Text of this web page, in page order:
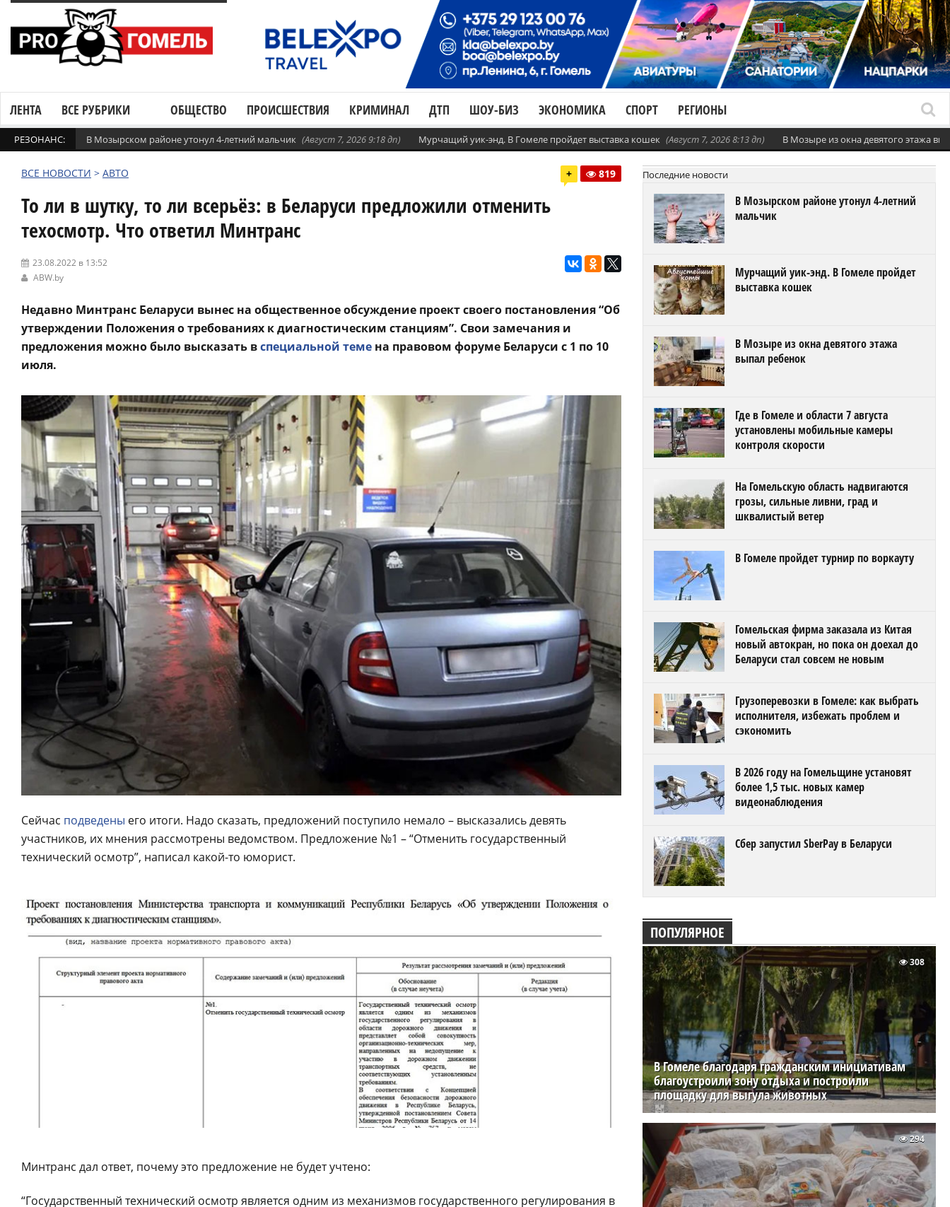
ЛЕНТА ВСЕ РУБРИКИ ОБЩЕСТВО ПРОИСШЕСТВИЯ КРИМИНАЛ ДТП ШОУ-БИЗ ЭКОНОМИКА СПОРТ РЕГИОНЫ
РЕЗОНАНС: В Мозырском районе утонул 4-летний мальчик (Август 7, 2026 9:18 дп) Мурчащий уик-энд. В Гомеле пройдет выставка кошек (Август 7, 2026 8:13 дп) В Мозыре из окна девятого этажа
ВСЕ НОВОСТИ > АВТО + 819
То ли в шутку, то ли всерьёз: в Беларуси предложили отменить
техосмотр. Что ответил Минтранс
23.08.2022 в 13:52
ABW.by
Недавно Минтранс Беларуси вынес на общественное обсуждение проект своего постановления “Об
утверждении Положения о требованиях к диагностическим станциям”. Свои замечания и
предложения можно было высказать вспециальной теме на правовом форуме Беларуси с 1 по 10
июля.
Сейчас подведены его итоги. Надо сказать, предложений поступило немало – высказались девять
участников, их мнения рассмотрены ведомством. Предложение №1 – “Отменить государственный
технический осмотр”, написал какой-то юморист.
Минтранс дал ответ, почему это предложение не будет учтено:
“Государственный технический осмотр является одним из механизмов государственного регулирования в
Последние новости
В Мозырском районе утонул 4-летний
мальчик
Мурчащий уик-энд. В Гомеле пройдет
выставка кошек
В Мозыре из окна девятого этажа
выпал ребенок
Где в Гомеле и области 7 августа
установлены мобильные камеры
контроля скорости
На Гомельскую область надвигаются
грозы, сильные ливни, град и
шквалистый ветер
В Гомеле пройдет турнир по воркауту
Гомельская фирма заказала из Китая
новый автокран, но пока он доехал до
Беларуси стал совсем не новым
Грузоперевозки в Гомеле: как выбрать
исполнителя, избежать проблем и
сэкономить
В 2026 году на Гомельщине установят
более 1,5 тыс. новых камер
видеонаблюдения
Сбер запустил SberPay в Беларуси
ПОПУЛЯРНОЕ
В Гомеле благодаря гражданским инициативам
благоустроили зону отдыха и построили
площадку для выгула животных
308
294